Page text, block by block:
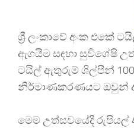
ශ්‍රී ලංකාවේ අංක එකේ
ඇගයීම සඳහා සුවිශේෂි
ටයිල් ඇතුරුම් ශිල්පීන්
නිර්මාණකරණයට ඔවුන්
මෙම උත්සවයේදී රුපියල්